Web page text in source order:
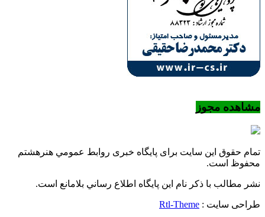
مشاهده مجوز
تمام حقوق این سایت برای پایگاه خبری روابط عمومي هنرهشتم
محفوظ است.
نشر مطالب با ذکر نام اين پايگاه اطلاع رساني بلامانع است.
طراحی سایت : Rtl-Theme